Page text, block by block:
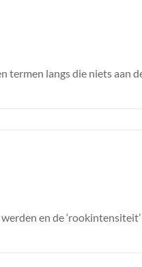
termen langs die niets aan
en de